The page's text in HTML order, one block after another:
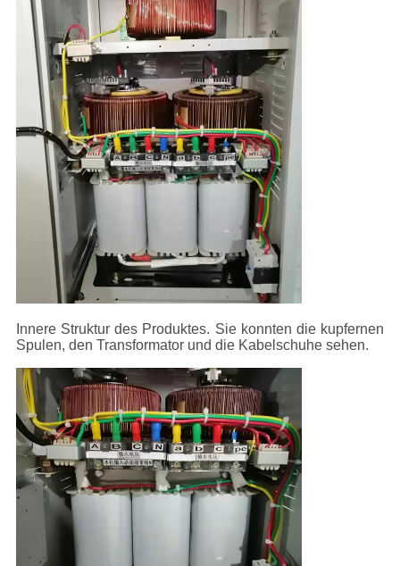
Innere Struktur des Produktes. Sie konnten die kupfernen
Spulen, den Transformator und die Kabelschuhe sehen.